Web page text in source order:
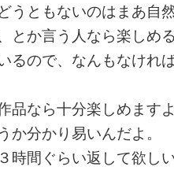
ともないのはまあ自然
とか言う人なら楽しめ
るので、なんもなけれ
品なら十分楽しめます
分かり易いんだよ。
時間ぐらい返して欲しい